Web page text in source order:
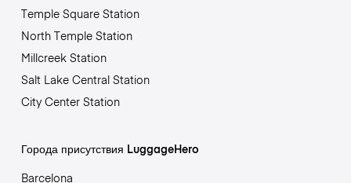
Temple Square Station
North Temple Station
Millcreek Station
Salt Lake Central Station
City Center Station
Города присутствия LuggageHero
Barcelona